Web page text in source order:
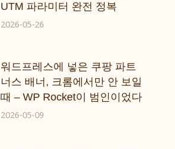
UTM 파라미터 완전 정복
2026-05-26
워드프레스에 넣은 쿠팡 파트
너스 배너, 크롬에서만 안 보일
때 – WP Rocket이 범인이었다
2026-05-09